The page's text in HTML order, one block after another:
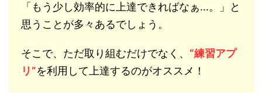
「もう少し効率的に上達できればなぁ…。」と
思うことが多々あるでしょう。
そこで、ただ取り組むだけでなく、 “練習アプ
リ”を利用して上達するのがオススメ！